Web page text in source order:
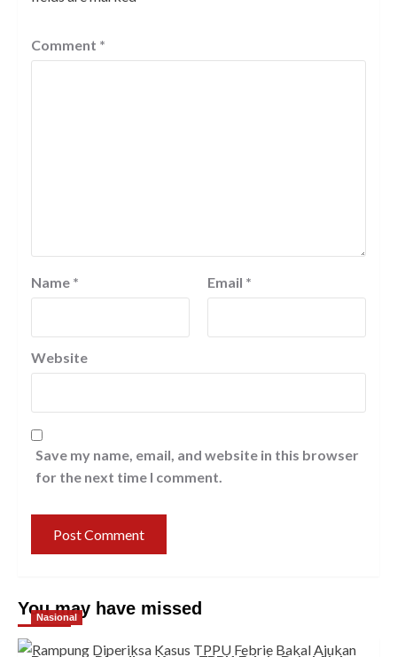
Comment *
Name * Email *
Website
Save my name, email, and website in this browser
for the next time I comment.
You may have missed
Nasional